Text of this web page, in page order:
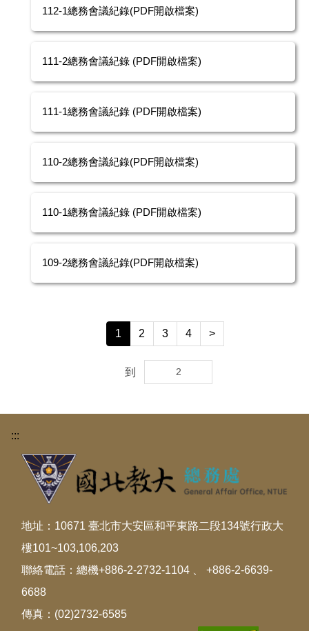
112-1總務會議紀錄(PDF開啟檔案)
111-2總務會議紀錄 (PDF開啟檔案)
111-1總務會議紀錄 (PDF開啟檔案)
110-2總務會議紀錄(PDF開啟檔案)
110-1總務會議紀錄 (PDF開啟檔案)
109-2總務會議紀錄(PDF開啟檔案)
1 2 3 4 >
到
:::
地址：10671 臺北市大安區和平東路二段134號行政大
樓101~103,106,203
聯絡電話：總機+886-2-2732-1104 、 +886-2-6639-
6688
傳真：(02)2732-6585